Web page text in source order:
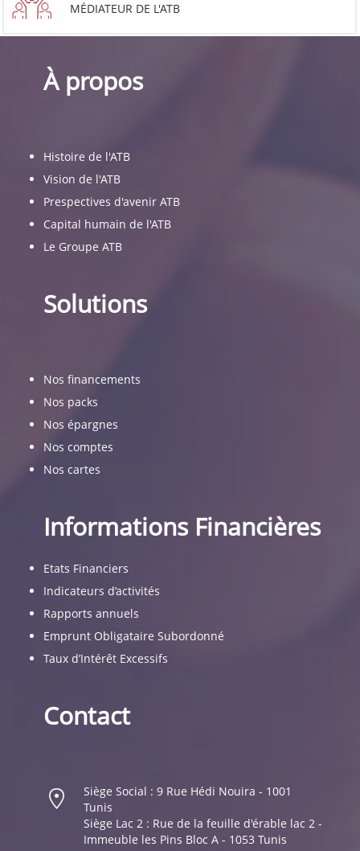
MÉDIATEUR DE L'ATB
À propos
Histoire de l'ATB
Vision de l'ATB
Prespectives d'avenir ATB
Capital humain de l'ATB
Le Groupe ATB
Solutions
Nos financements
Nos packs
Nos épargnes
Nos comptes
Nos cartes
Informations Financières
Etats Financiers
Indicateurs d’activités
Rapports annuels
Emprunt Obligataire Subordonné
Taux d’Intérêt Excessifs
Contact
Siège Social : 9 Rue Hédi Nouira - 1001
Tunis
Siège Lac 2 : Rue de la feuille d'érable lac 2 -
Immeuble les Pins Bloc A - 1053 Tunis